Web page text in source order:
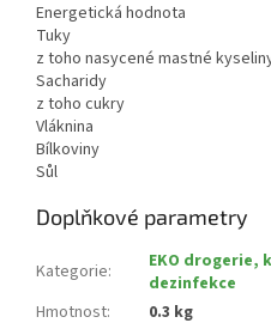
Energetická hodnota
Tuky
z toho nasycené mastné
Sacharidy
z toho cukry
Vláknina
Bílkoviny
Sůl
Doplňkové parametry
Kategorie:
EKO drogerie,
dezinfekce
Hmotnost: 0.3 kg